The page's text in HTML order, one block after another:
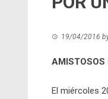
19/04/2016
AMISTOSOS
El miércoles